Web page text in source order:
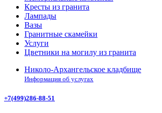
Кресты из гранита
Лампады
Вазы
Гранитные скамейки
Услуги
Цветники на могилу из гранита
Николо-Архангельское кладбище
Информация об услугах
+7(499)286-88-51